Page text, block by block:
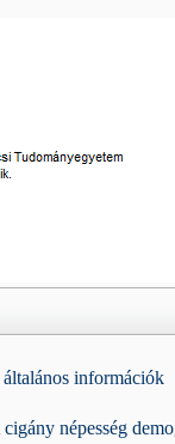
általános információk
népesség